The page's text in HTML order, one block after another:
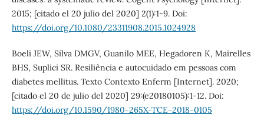
2015; [citado el 20 julio del 2020] 2(1):1-9. Doi:
https://doi.org/10.1080/23311908.2015.1024928
Boeli JEW, Silva DMGV, Guanilo MEE, Hegadoren K, Mairelles
BHS, Suplici SR. Resiliência e autocuidado em pessoas com
diabetes mellitus. Texto Contexto Enferm [Internet]. 2020;
[citado el 20 de julio del 2020] 29:(e20180105):1-12. Doi:
https://doi.org/10.1590/1980-265X-TCE-2018-0105